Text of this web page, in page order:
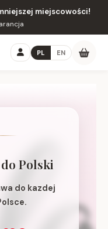
miejscowości!
PL EN
Polski
do kazdej